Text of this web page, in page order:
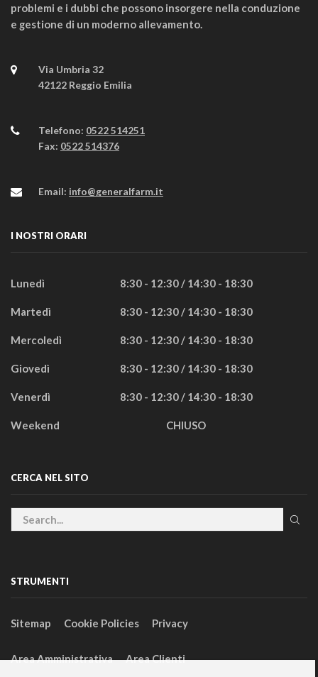
problemi e i dubbi che possono insorgere nella conduzione
e gestione di un moderno allevamento.
Via Umbria 32
42122 Reggio Emilia
Telefono: 0522 514251
Fax: 0522 514376
Email: info@generalfarm.it
I NOSTRI ORARI
Lunedì 8:30 - 12:30 / 14:30 - 18:30
Martedì 8:30 - 12:30 / 14:30 - 18:30
Mercoledì 8:30 - 12:30 / 14:30 - 18:30
Giovedì 8:30 - 12:30 / 14:30 - 18:30
Venerdì 8:30 - 12:30 / 14:30 - 18:30
Weekend CHIUSO
CERCA NEL SITO
STRUMENTI
Sitemap Cookie Policies Privacy
Area Amministrativa Area Clienti